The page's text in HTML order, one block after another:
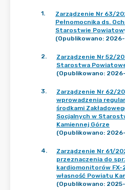
1.
Zarządzenie Nr 63/
Pełnomocnika ds.
Starostwie
(Opublikowano:
2.
Zarządzenie Nr 52/
Starostwa
(Opublikowano:
3.
Zarządzenie Nr 62/
wprowadzenia
środkami
Socjalnych w
Kamiennej Górze
(Opublikowano:
4.
Zarządzenie Nr 61/
przeznaczenia do
kardiomonitorów FX-
własność Powiatu
(Opublikowano: